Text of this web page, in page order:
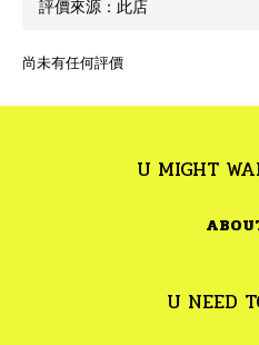
尚未有任何評價
U MIGHT
U NEED